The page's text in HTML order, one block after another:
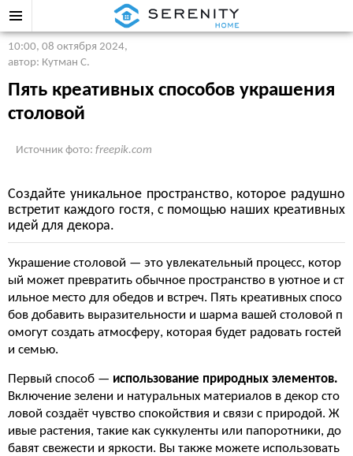
10:00, 08 октября 2024,
автор: Кутман С.
Пять креативных способов украшения
столовой
Источник фото: freepik.com
Создайте уникальное пространство, которое радушно
встретит каждого гостя, с помощью наших креативных
идей для декора.
Украшение столовой — это увлекательный процесс, котор
ый может превратить обычное пространство в уютное и ст
ильное место для обедов и встреч. Пять креативных спосо
бов добавить выразительности и шарма вашей столовой п
омогут создать атмосферу, которая будет радовать гостей
и семью.
Первый способ — использование природных элементов.
Включение зелени и натуральных материалов в декор сто
ловой создаёт чувство спокойствия и связи с природой. Ж
ивые растения, такие как суккуленты или папоротники, до
бавят свежести и яркости. Вы также можете использовать